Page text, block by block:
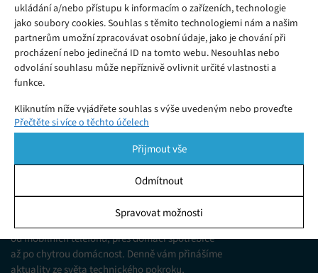
ukládání a/nebo přístupu k informacím o zařízeních, technologie
jako soubory cookies. Souhlas s těmito technologiemi nám a našim
partnerům umožní zpracovávat osobní údaje, jako je chování při
procházení nebo jedinečná ID na tomto webu. Nesouhlas nebo
odvolání souhlasu může nepříznivě ovlivnit určité vlastnosti a
funkce.
Kliknutím níže vyjádřete souhlas s výše uvedeným nebo proveďte
podrobnější rozhodnutí. Vaše volby budou použity pouze na tomto
pomocí přepínačů v Zásadách cookies nebo kliknutím na tlačítko
Spravovat souhlas ve spodní části obrazovky.
Ukládání a/nebo přístup k informacím v zařízení, Porozumění
publiku prostřednictvím statistik nebo kombinací údajů z
různých zdrojů.
Přečtěte si více o těchto účelech
Přijmout vše
Odmítnout
Spravovat možnosti
Kompaktní herní konzole od Valve slibuje vyšší výkon i nižší
cenu než PlayStation 5. Může změnit trh a stát se novou volbou
hráčů?
Jsme web zajímající se o technologické novinky
od mobilních telefonů, přes domácí spotřebiče
až po chytrou domácnost. Denně vám přinášíme
aktuality ze světa technického pokroku,